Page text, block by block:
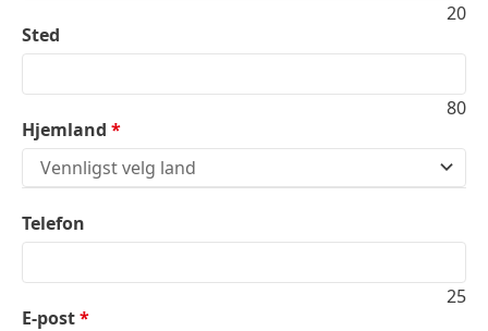
20
Sted
80
Hjemland *
Vennligst velg land
Telefon
25
E-post*